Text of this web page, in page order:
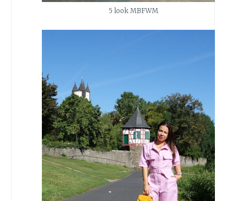
5 look MBFWM